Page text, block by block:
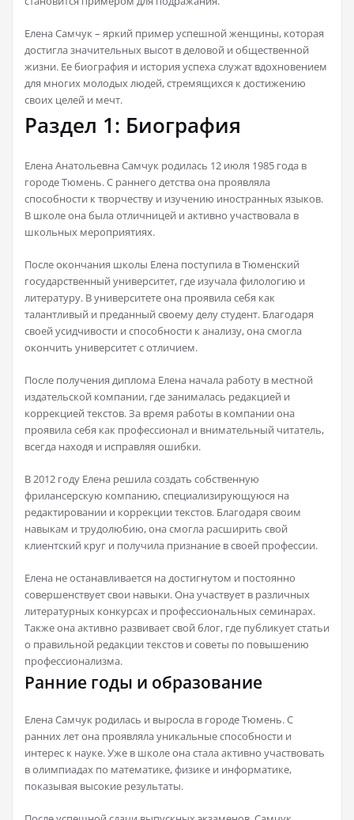
Елена Самчук – яркий пример успешной женщины, которая
достигла значительных высот в деловой и общественной
жизни. Ее биография и история успеха служат вдохновением
для многих молодых людей, стремящихся к достижению
своих целей и мечт.
Раздел 1: Биография
Елена Анатольевна Самчук родилась 12 июля 1985 года в
городе Тюмень. С раннего детства она проявляла
способности к творчеству и изучению иностранных языков.
В школе она была отличницей и активно участвовала в
школьных мероприятиях.
После окончания школы Елена поступила в Тюменский
государственный университет, где изучала филологию и
литературу. В университете она проявила себя как
талантливый и преданный своему делу студент. Благодаря
своей усидчивости и способности к анализу, она смогла
окончить университет с отличием.
После получения диплома Елена начала работу в местной
издательской компании, где занималась редакцией и
коррекцией текстов. За время работы в компании она
проявила себя как профессионал и внимательный читатель,
всегда находя и исправляя ошибки.
В 2012 году Елена решила создать собственную
фрилансерскую компанию, специализирующуюся на
редактировании и коррекции текстов. Благодаря своим
навыкам и трудолюбию, она смогла расширить свой
клиентский круг и получила признание в своей профессии.
Елена не останавливается на достигнутом и постоянно
совершенствует свои навыки. Она участвует в различных
литературных конкурсах и профессиональных семинарах.
Также она активно развивает свой блог, где публикует статьи
о правильной редакции текстов и советы по повышению
профессионализма.
Ранние годы и образование
Елена Самчук родилась и выросла в городе Тюмень. С
ранних лет она проявляла уникальные способности и
интерес к науке. Уже в школе она стала активно участвовать
в олимпиадах по математике, физике и информатике,
показывая высокие результаты.